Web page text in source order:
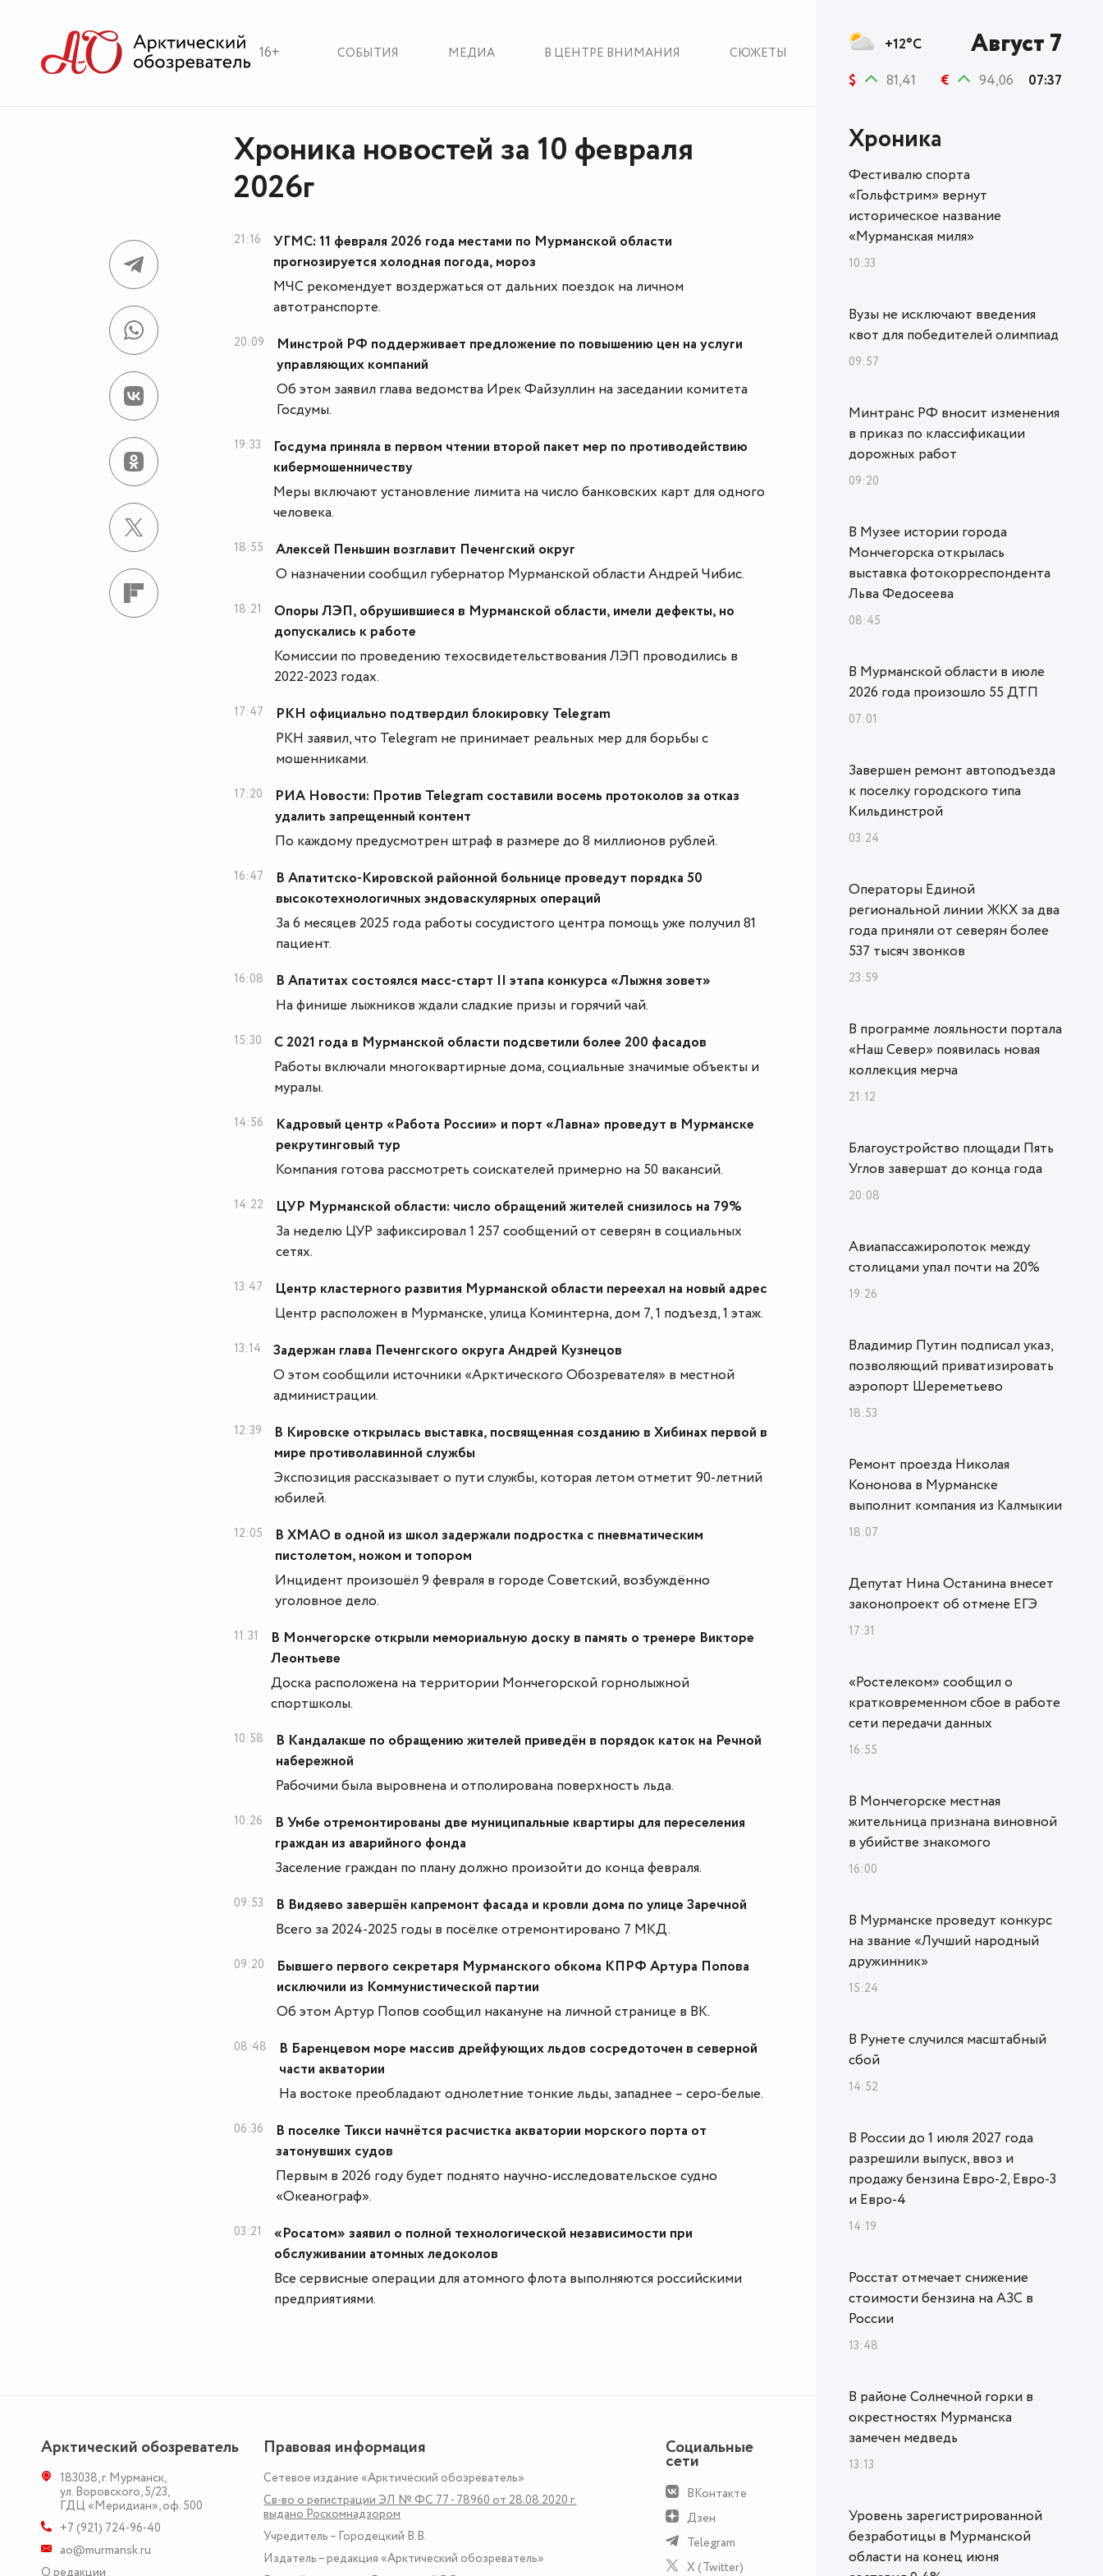
16+ СОБЫТИЯ МЕДИА В ЦЕНТРЕ ВНИМАНИЯ СЮЖЕТЫ
Хроника новостей за 10 февраля
2026г
21:16
УГМС: 11 февраля 2026 года местами по Мурманской области
прогнозируется холодная погода, мороз
МЧС рекомендует воздержаться от дальних поездок на личном
автотранспорте.
20:09
Минстрой РФ поддерживает предложение по повышению цен на услуги
управляющих компаний
Об этом заявил глава ведомства Ирек Файзуллин на заседании комитета
Госдумы.
19:33
Госдума приняла в первом чтении второй пакет мер по противодействию
кибермошенничеству
Меры включают установление лимита на число банковских карт для одного
человека.
18:55
Алексей Пеньшин возглавит Печенгский округ
О назначении сообщил губернатор Мурманской области Андрей Чибис.
18:21
Опоры ЛЭП, обрушившиеся в Мурманской области, имели дефекты, но
допускались к работе
Комиссии по проведению техосвидетельствования ЛЭП проводились в
2022-2023 годах.
17:47
РКН официально подтвердил блокировку Telegram
РКН заявил, что Telegram не принимает реальных мер для борьбы с
мошенниками.
17:20
РИА Новости: Против Telegram составили восемь протоколов за отказ
удалить запрещенный контент
По каждому предусмотрен штраф в размере до 8 миллионов рублей.
16:47
В Апатитско-Кировской районной больнице проведут порядка 50
высокотехнологичных эндоваскулярных операций
За 6 месяцев 2025 года работы сосудистого центра помощь уже получил 81
пациент.
16:08
В Апатитах состоялся масс-старт II этапа конкурса «Лыжня зовет»
На финише лыжников ждали сладкие призы и горячий чай.
15:30
С 2021 года в Мурманской области подсветили более 200 фасадов
Работы включали многоквартирные дома, социальные значимые объекты и
муралы.
14:56
Кадровый центр «Работа России» и порт «Лавна» проведут в Мурманске
рекрутинговый тур
Компания готова рассмотреть соискателей примерно на 50 вакансий.
14:22
ЦУР Мурманской области: число обращений жителей снизилось на 79%
За неделю ЦУР зафиксировал 1 257 сообщений от северян в социальных
сетях.
13:47
Центр кластерного развития Мурманской области переехал на новый адрес
Центр расположен в Мурманске, улица Коминтерна, дом 7, 1 подъезд, 1 этаж.
13:14
Задержан глава Печенгского округа Андрей Кузнецов
О этом сообщили источники «Арктического Обозревателя» в местной
администрации.
12:39
В Кировске открылась выставка, посвященная созданию в Хибинах первой в
мире противолавинной службы
Экспозиция рассказывает о пути службы, которая летом отметит 90-летний
юбилей.
12:05
В ХМАО в одной из школ задержали подростка с пневматическим
пистолетом, ножом и топором
Инцидент произошёл 9 февраля в городе Советский, возбуждённо
уголовное дело.
11:31
В Мончегорске открыли мемориальную доску в память о тренере Викторе
Леонтьеве
Доска расположена на территории Мончегорской горнолыжной
спортшколы.
10:58
В Кандалакше по обращению жителей приведён в порядок каток на Речной
набережной
Рабочими была выровнена и отполирована поверхность льда.
10:26
В Умбе отремонтированы две муниципальные квартиры для переселения
граждан из аварийного фонда
Заселение граждан по плану должно произойти до конца февраля.
09:53
В Видяево завершён капремонт фасада и кровли дома по улице Заречной
Всего за 2024-2025 годы в посёлке отремонтировано 7 МКД.
09:20
Бывшего первого секретаря Мурманского обкома КПРФ Артура Попова
исключили из Коммунистической партии
Об этом Артур Попов сообщил накануне на личной странице в ВК.
08:48
В Баренцевом море массив дрейфующих льдов сосредоточен в северной
части акватории
На востоке преобладают однолетние тонкие льды, западнее – серо-белые.
06:36
В поселке Тикси начнётся расчистка акватории морского порта от
затонувших судов
Первым в 2026 году будет поднято научно-исследовательское судно
«Океанограф».
03:21
«Росатом» заявил о полной технологической независимости при
обслуживании атомных ледоколов
Все сервисные операции для атомного флота выполняются российскими
предприятиями.
Арктический обозреватель
183038,г. Мурманск,
ул. Воровского, 5/23,
ГДЦ «Меридиан», оф. 500
+7 (921) 724-96-40
ao@murmansk.ru
Правовая информация
Сетевое издание «Арктический обозреватель»
Св-во о регистрации ЭЛ № ФС 77 - 78960 от 28.08.2020 г.
выдано Роскомнадзором
Учредитель – Городецкий В.В.
Издатель – редакция «Арктический обозреватель»
Социальные
сети
ВКонтакте
Дзен
Telegram
X (Twitter)
+12°C Август 7
$ 81,41 € 94,06 07:37
Хроника
Фестивалю спорта
«Гольфстрим» вернут
историческое название
«Мурманская миля»
10:33
Вузы не исключают введения
квот для победителей олимпиад
09:57
Минтранс РФ вносит изменения
в приказ по классификации
дорожных работ
09:20
В Музее истории города
Мончегорска открылась
выставка фотокорреспондента
Льва Федосеева
08:45
В Мурманской области в июле
2026 года произошло 55 ДТП
07:01
Завершен ремонт автоподъезда
к поселку городского типа
Кильдинстрой
03:24
Операторы Единой
региональной линии ЖКХ за два
года приняли от северян более
537 тысяч звонков
23:59
В программе лояльности портала
«Наш Север» появилась новая
коллекция мерча
21:12
Благоустройство площади Пять
Углов завершат до конца года
20:08
Авиапассажиропоток между
столицами упал почти на 20%
19:26
Владимир Путин подписал указ,
позволяющий приватизировать
аэропорт Шереметьево
18:53
Ремонт проезда Николая
Кононова в Мурманске
выполнит компания из Калмыкии
18:07
Депутат Нина Останина внесет
законопроект об отмене ЕГЭ
17:31
«Ростелеком» сообщил о
кратковременном сбое в работе
сети передачи данных
16:55
В Мончегорске местная
жительница признана виновной
в убийстве знакомого
16:00
В Мурманске проведут конкурс
на звание «Лучший народный
дружинник»
15:24
В Рунете случился масштабный
сбой
14:52
В России до 1 июля 2027 года
разрешили выпуск, ввоз и
продажу бензина Евро-2, Евро-3
и Евро-4
14:19
Росстат отмечает снижение
стоимости бензина на АЗС в
России
13:48
В районе Солнечной горки в
окрестностях Мурманска
замечен медведь
13:13
Уровень зарегистрированной
безработицы в Мурманской
области на конец июня